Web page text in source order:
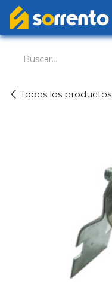
Ir al contenido
Todos los productos